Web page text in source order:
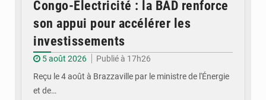
Congo-Électricité : la BAD renforce
son appui pour accélérer les
investissements
5 août 2026
Publié à 17h26
Reçu le 4 août à Brazzaville par le ministre de l'Énergie
et de…